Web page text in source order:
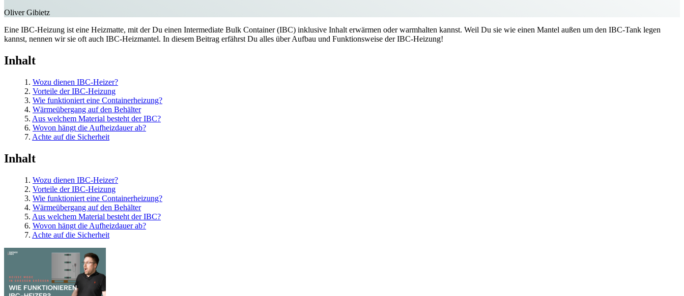
Oliver Gibietz
Eine IBC-Heizung ist eine Heizmatte, mit der Du einen Intermediate Bulk Container (IBC) inklusive Inhalt erwärmen oder warmhalten kannst. Weil Du sie wie einen Mantel außen um den IBC-Tank legen
kannst, nennen wir sie oft auch IBC-Heizmantel. In diesem Beitrag erfährst Du alles über Aufbau und Funktionsweise der IBC-Heizung!
Inhalt
1. Wozu dienen IBC-Heizer?
2. Vorteile der IBC-Heizung
3. Wie funktioniert eine Containerheizung?
4. Wärmeübergang auf den Behälter
5. Aus welchem Material besteht der IBC?
6. Wovon hängt die Aufheizdauer ab?
7. Achte auf die Sicherheit
Inhalt
1. Wozu dienen IBC-Heizer?
2. Vorteile der IBC-Heizung
3. Wie funktioniert eine Containerheizung?
4. Wärmeübergang auf den Behälter
5. Aus welchem Material besteht der IBC?
6. Wovon hängt die Aufheizdauer ab?
7. Achte auf die Sicherheit